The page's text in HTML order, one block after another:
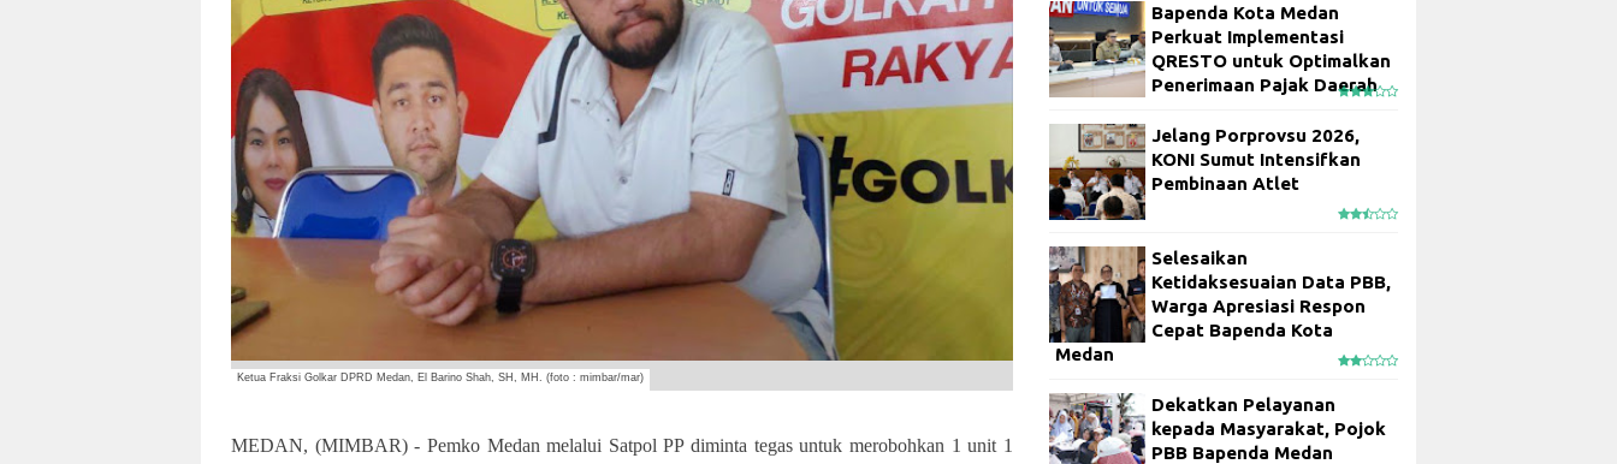
Ketua Fraksi Golkar DPRD Medan, El Barino Shah, SH, MH. (foto : mimbar/mar)
MEDAN, (MIMBAR) - Pemko Medan melalui Satpol PP diminta tegas untuk merobohkan 1 unit 1
Bapenda Kota Medan
Perkuat Implementasi
QRESTO untuk Optimalkan
Penerimaan Pajak Daerah
Jelang Porprovsu 2026,
KONI Sumut Intensifkan
Pembinaan Atlet
Selesaikan
Ketidaksesuaian Data PBB,
Warga Apresiasi Respon
Cepat Bapenda Kota
Medan
Dekatkan Pelayanan
kepada Masyarakat, Pojok
PBB Bapenda Medan